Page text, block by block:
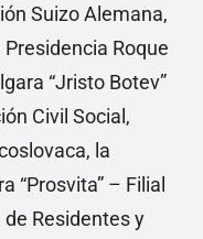
Suizo Alemana,
Roque
“Jristo Botev”
Civil Social,
la
“Prosvita” – Filial
Residentes y